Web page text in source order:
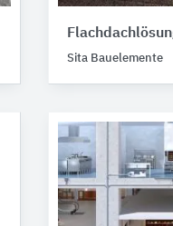
Sita Bauelemente